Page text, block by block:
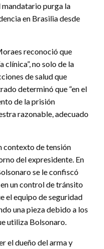
mandatario purga la
en Brasilia desde
reconoció que
clínica”, no solo de la
de salud que
determinó que “en el
de la prisión
razonable, adecuado
contexto de tensión
del expresidente. En
se le confiscó
un control de tránsito
el equipo de seguridad
una pieza debido a los
utiliza Bolsonaro.
el dueño del arma y